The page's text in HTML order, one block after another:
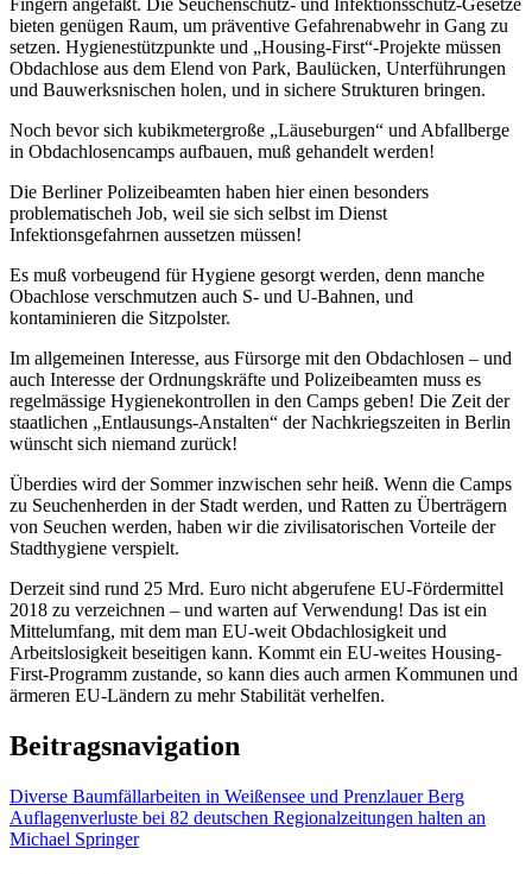
Fingern angefaßt. Die Seuchenschutz- und Infektionsschutz-Gesetze
bieten genügen Raum, um präventive Gefahrenabwehr in Gang zu
setzen. Hygienestützpunkte und „Housing-First“-Projekte müssen
Obdachlose aus dem Elend von Park, Baulücken, Unterführungen
und Bauwerksnischen holen, und in sichere Strukturen bringen.
Noch bevor sich kubikmetergroße „Läuseburgen“ und Abfallberge
in Obdachlosencamps aufbauen, muß gehandelt werden!
Die Berliner Polizeibeamten haben hier einen besonders
problematischeh Job, weil sie sich selbst im Dienst
Infektionsgefahrnen aussetzen müssen!
Es muß vorbeugend für Hygiene gesorgt werden, denn manche
Obachlose verschmutzen auch S- und U-Bahnen, und
kontaminieren die Sitzpolster.
Im allgemeinen Interesse, aus Fürsorge mit den Obdachlosen – und
auch Interesse der Ordnungskräfte und Polizeibeamten muss es
regelmässige Hygienekontrollen in den Camps geben! Die Zeit der
staatlichen „Entlausungs-Anstalten“ der Nachkriegszeiten in Berlin
wünscht sich niemand zurück!
Überdies wird der Sommer inzwischen sehr heiß. Wenn die Camps
zu Seuchenherden in der Stadt werden, und Ratten zu Überträgern
von Seuchen werden, haben wir die zivilisatorischen Vorteile der
Stadthygiene verspielt.
Derzeit sind rund 25 Mrd. Euro nicht abgerufene EU-Fördermittel
2018 zu verzeichnen – und warten auf Verwendung! Das ist ein
Mittelumfang, mit dem man EU-weit Obdachlosigkeit und
Arbeitslosigkeit beseitigen kann. Kommt ein EU-weites Housing-
First-Programm zustande, so kann dies auch armen Kommunen und
ärmeren EU-Ländern zu mehr Stabilität verhelfen.
Beitragsnavigation
Diverse Baumfällarbeiten in Weißensee und Prenzlauer Berg
Auflagenverluste bei 82 deutschen Regionalzeitungen halten an
Michael Springer